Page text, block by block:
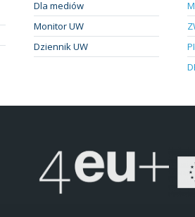
Dla mediów
Monitor UW
Dziennik UW